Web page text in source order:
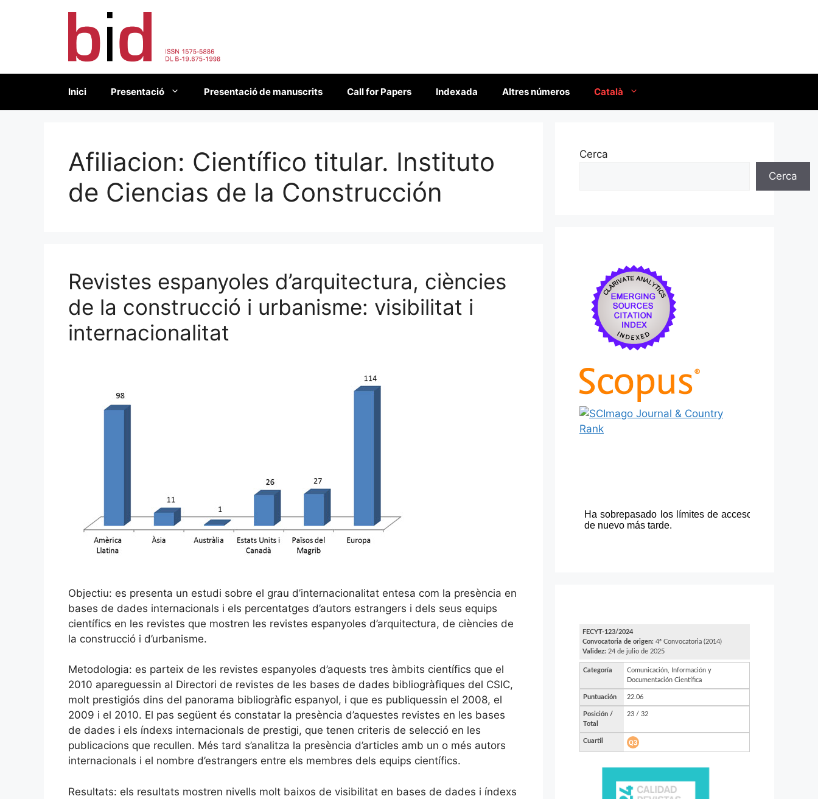
Inici Presentació Presentació de manuscrits Call for Papers Indexada Altres números Català
Afiliacion: Científico titular. Instituto
de Ciencias de la Construcción
Revistes espanyoles d’arquitectura, ciències
de la construcció i urbanisme: visibilitat i
internacionalitat
Objectiu: es presenta un estudi sobre el grau d’internacionalitat entesa com la presència en
bases de dades internacionals i els percentatges d’autors estrangers i dels seus equips
científics en les revistes que mostren les revistes espanyoles d’arquitectura, de ciències de
la construcció i d’urbanisme.
Metodologia: es parteix de les revistes espanyoles d’aquests tres àmbits científics que el
2010 apareguessin al Directori de revistes de les bases de dades bibliogràfiques del CSIC,
molt prestigiós dins del panorama bibliogràfic espanyol, i que es publiquessin el 2008, el
2009 i el 2010. El pas següent és constatar la presència d’aquestes revistes en les bases
de dades i els índexs internacionals de prestigi, que tenen criteris de selecció en les
publicacions que recullen. Més tard s’analitza la presència d’articles amb un o més autors
internacionals i el nombre d’estrangers entre els membres dels equips científics.
Resultats: els resultats mostren nivells molt baixos de visibilitat en bases de dades i índexs
Cerca
Cerca